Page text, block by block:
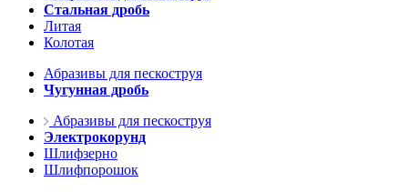
Стальная дробь
Литая
Колотая
Абразивы для пескоструя
Чугунная дробь
Абразивы для пескоструя
Электрокорунд
Шлифзерно
Шлифпорошок